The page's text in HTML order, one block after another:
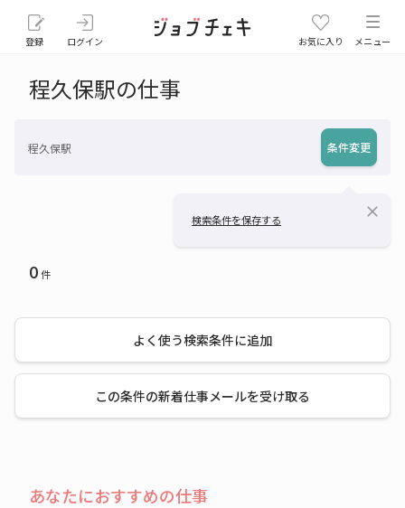
登録 ログイン お気に入り メニュー
程久保駅の仕事
程久保駅 条件変更
検索条件を保存する close
0件
よく使う検索条件に追加
この条件の新着仕事メールを受け取る
あなたにおすすめの仕事